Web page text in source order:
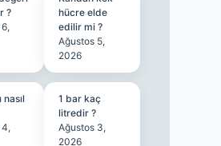
?
hücre elde
edilir mi ?
Ağustos 5,
2026
nasıl
4,
1 bar kaç
litredir ?
Ağustos 3,
2026